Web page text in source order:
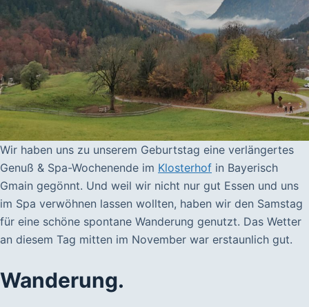
Wir haben uns zu unserem Geburtstag eine verlängertes
Genuß & Spa-Wochenende im Klosterhof in Bayerisch
Gmain gegönnt. Und weil wir nicht nur gut Essen und uns
im Spa verwöhnen lassen wollten, haben wir den Samstag
für eine schöne spontane Wanderung genutzt. Das Wetter
an diesem Tag mitten im November war erstaunlich gut.
Wanderung.